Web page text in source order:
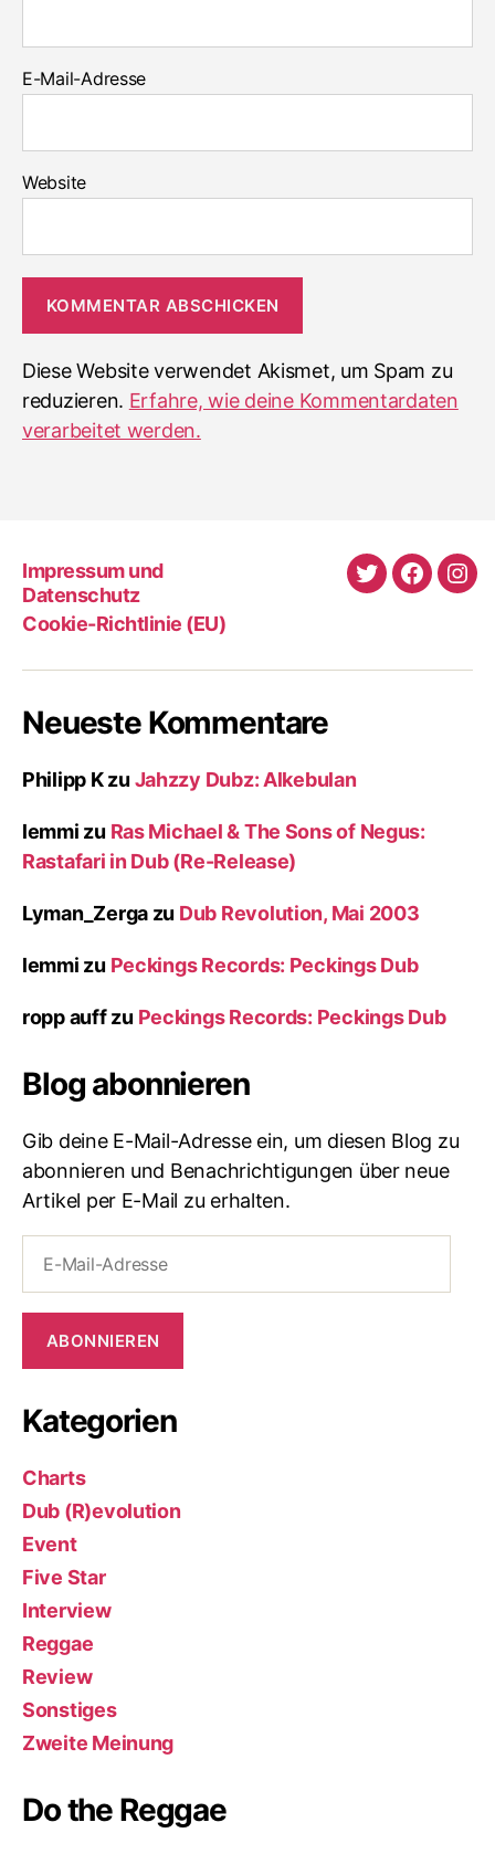
E-Mail-Adresse
Website
Diese Website verwendet Akismet, um Spam zu
reduzieren. Erfahre, wie deine Kommentardaten
verarbeitet werden.
Impressum und
Datenschutz
Cookie-Richtlinie (EU)
Twitter
Neueste Kommentare
Philipp Kzu Jahzzy Dubz: Alkebulan
lemmi zu Ras Michael & The Sons of Negus:
Rastafari in Dub (Re-Release)
Lyman_Zerga zu Dub Revolution, Mai 2003
lemmi zu Peckings Records: Peckings Dub
ropp auffzu Peckings Records: Peckings Dub
Blog abonnieren
Gib deine E-Mail-Adresse ein, um diesen Blog zu
abonnieren und Benachrichtigungen über neue
Artikel per E-Mail zu erhalten.
Mail-
ABONNIEREN
Kategorien
Charts
Dub (R)evolution
Event
Five Star
Interview
Reggae
Review
Sonstiges
Zweite Meinung
Do the Reggae